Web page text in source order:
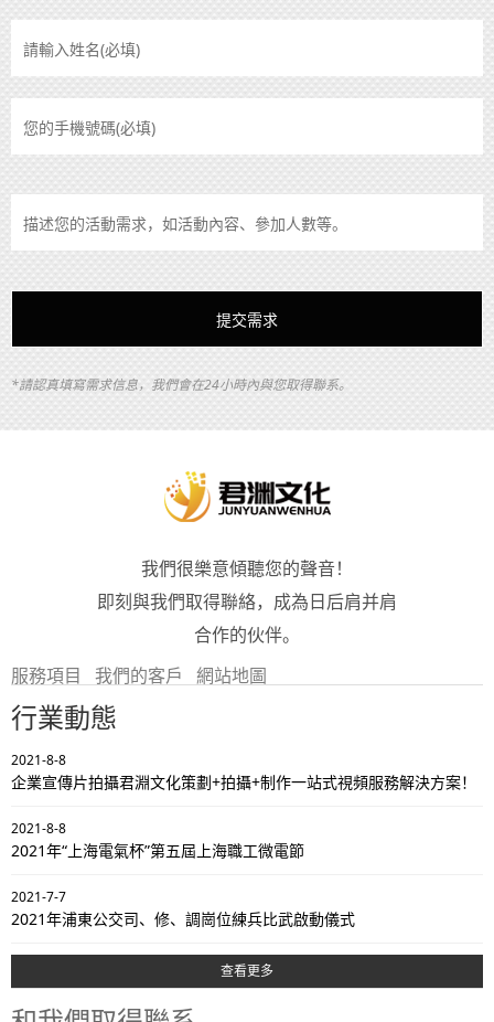
*請認真填寫需求信息，我們會在24小時內與您取得聯系。
我們很樂意傾聽您的聲音！
即刻與我們取得聯絡，成為日后肩并肩
合作的伙伴。
服務項目
我們的客戶 網站地圖
行業動態
2021-8-8
企業宣傳片拍攝君淵文化策劃+拍攝+制作一站式視頻服務解決方案！
2021-8-8
2021年“上海電氣杯”第五屆上海職工微電節
2021-7-7
2021年浦東公交司、修、調崗位練兵比武啟動儀式
查看更多